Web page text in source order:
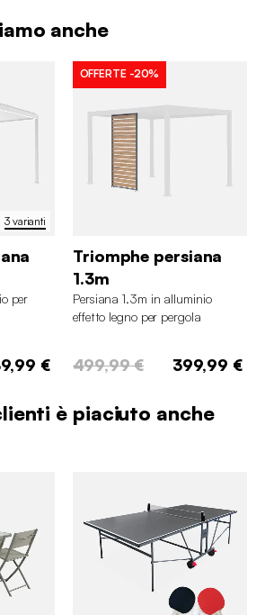
anche
3 varianti
per
€
OFFERTE -20%
Triomphe persiana
1.3m
Persiana 1.3m in alluminio
effetto legno per pergola
499,99 € 399,99 €
è piaciuto anche